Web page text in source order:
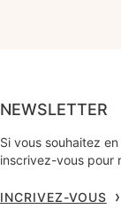
NEWSLETTER
Si vous souhaitez
inscrivez-vous pour
INCRIVEZ-VOUS